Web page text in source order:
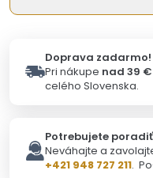
Doprava zadarmo!
Pri nákupe nad 39 €
celého Slovenska.
Potrebujete
Neváhajte a
+421 948 727 211.